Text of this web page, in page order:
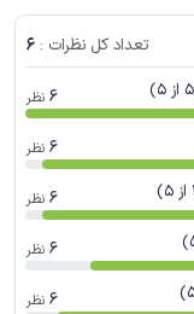
تعداد کل نظرات : 6
6 نظر
6 نظر
6 نظر
6 نظر
6 نظر